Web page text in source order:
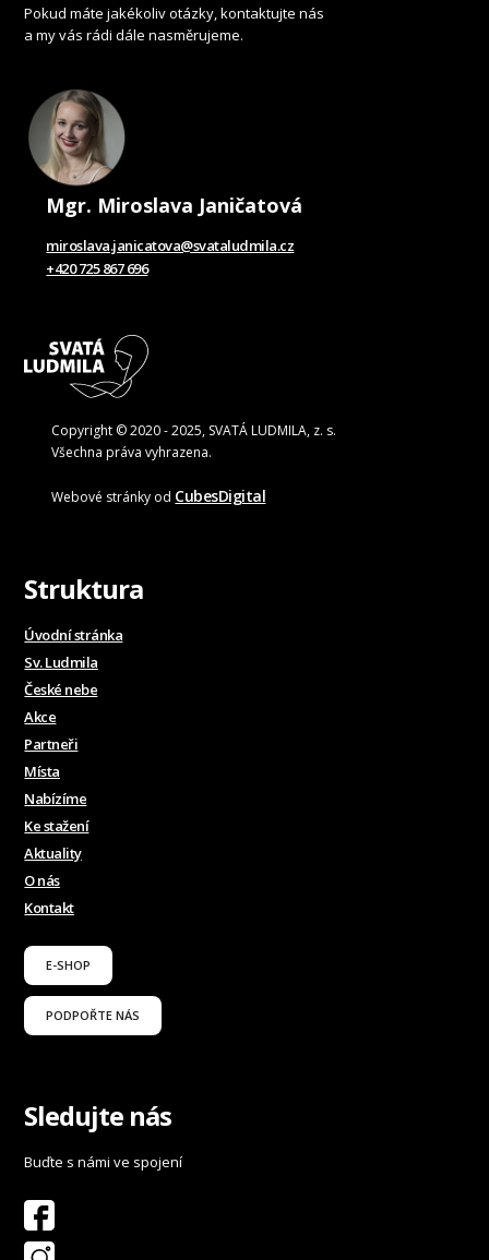
Pokud máte jakékoliv otázky, kontaktujte nás
a my vás rádi dále nasměrujeme.
Mgr. Miroslava Janičatová
miroslava.janicatova@svataludmila.cz
+420 725 867 696
Copyright © 2020 - 2025, SVATÁ LUDMILA, z. s.
Všechna práva vyhrazena.
Webové stránky od CubesDigital
Struktura
Úvodní stránka
Sv. Ludmila
České nebe
Akce
Partneři
Místa
Nabízíme
Ke stažení
Aktuality
O nás
Kontakt
E-SHOP
PODPOŘTE NÁS
Sledujte nás
Buďte s námi ve spojení